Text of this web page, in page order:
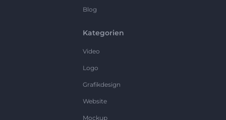
Blog
Kategorien
Video
Logo
Grafikdesign
Website
Mockup